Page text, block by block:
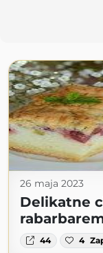
26 maja 2023
Delikatne
44 4